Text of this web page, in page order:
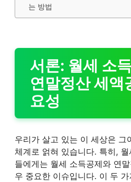
는 방법
서론: 월세 소
연말정산 세액
요성
우리가 살고 있는 이 세상은 그
체계로 얽혀 있습니다. 특히,
들에게는 월세 소득공제와 연
우 중요한 이슈입니다. 이 두